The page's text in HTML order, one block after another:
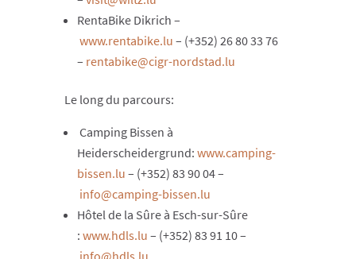
RentaBike Dikrich –
www.rentabike.lu – (+352) 26 80 33 76
– rentabike@cigr-nordstad.lu
Le long du parcours:
Camping Bissen à
Heiderscheidergrund: www.camping-
bissen.lu – (+352) 83 90 04 –
info@camping-bissen.lu
Hôtel de la Sûre à Esch-sur-Sûre
: www.hdls.lu – (+352) 83 91 10 –